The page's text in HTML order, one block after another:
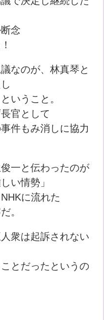
念
なのが、林真琴と
いうこと。
官として
件もみ消しに協力
一と伝わったのが
い情勢」
に流れた
。
衆は起訴されない
とだったというの